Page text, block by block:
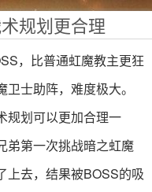
规划更合理
，比普通虹魔教主更狂
士助阵，难度极大。
规划可以更加合理一
弟第一次挑战暗之虹魔
上去，结果被BOSS的吸